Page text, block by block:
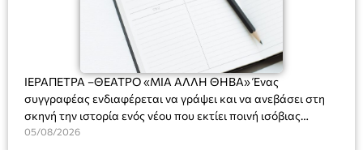
ΙΕΡΑΠΕΤΡΑ –ΘΕΑΤΡΟ «ΜΙΑ ΑΛΛΗ ΘΗΒΑ» Ένας
συγγραφέας ενδιαφέρεται να γράψει και να ανεβάσει στη
σκηνή την ιστορία ενός νέου που εκτίει ποινή ισόβιας
κάθειρξης για πατροκτονία. Ένα πολυβραβευμένο έργο για
05/08/2026